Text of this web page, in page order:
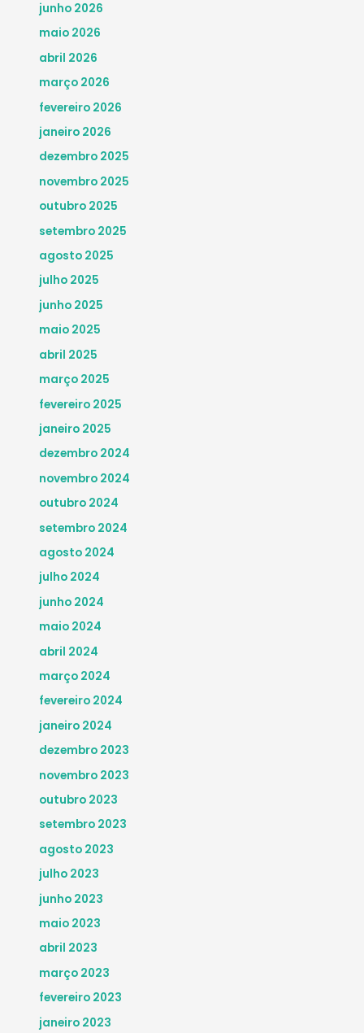
junho 2026
maio 2026
abril 2026
março 2026
fevereiro 2026
janeiro 2026
dezembro 2025
novembro 2025
outubro 2025
setembro 2025
agosto 2025
julho 2025
junho 2025
maio 2025
abril 2025
março 2025
fevereiro 2025
janeiro 2025
dezembro 2024
novembro 2024
outubro 2024
setembro 2024
agosto 2024
julho 2024
junho 2024
maio 2024
abril 2024
março 2024
fevereiro 2024
janeiro 2024
dezembro 2023
novembro 2023
outubro 2023
setembro 2023
agosto 2023
julho 2023
junho 2023
maio 2023
abril 2023
março 2023
fevereiro 2023
janeiro 2023